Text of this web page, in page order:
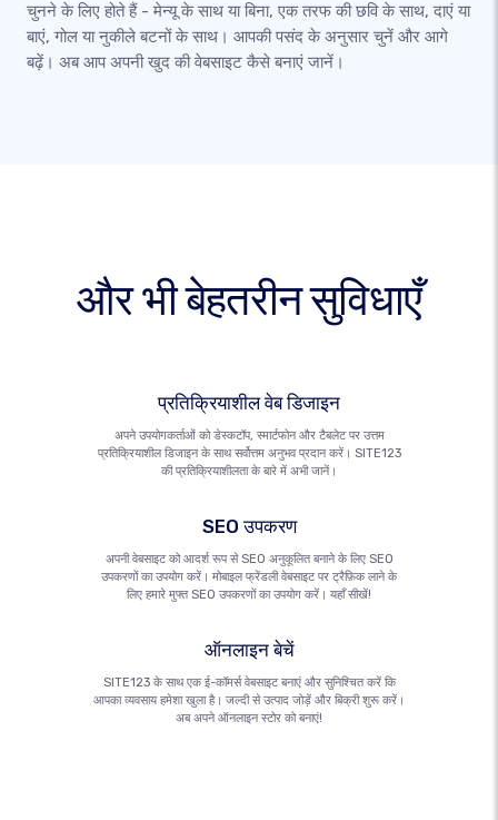
चुनने के लिए होते हैं - मेन्यू के साथ या बिना, एक तरफ की छवि के साथ, दाएं या
बाएं, गोल या नुकीले बटनों के साथ। आपकी पसंद के अनुसार चुनें और आगे
बढ़ें। अब आप अपनी खुद की वेबसाइट कैसे बनाएं जानें।
और भी बेहतरीन सुविधाएँ
प्रतिक्रियाशील वेब डिजाइन
अपने उपयोगकर्ताओं को डेस्कटॉप, स्मार्टफोन और टैबलेट पर उत्तम
प्रतिक्रियाशील डिजाइन के साथ सर्वोत्तम अनुभव प्रदान करें। SITE123
की प्रतिक्रियाशीलता के बारे में अभी जानें।
SEO उपकरण
अपनी वेबसाइट को आदर्श रूप से SEO अनुकूलित बनाने के लिए SEO
उपकरणों का उपयोग करें। मोबाइल फ्रेंडली वेबसाइट पर ट्रैफ़िक लाने के
लिए हमारे मुफ्त SEO उपकरणों का उपयोग करें। यहाँ सीखें!
ऑनलाइन बेचें
SITE123 के साथ एक ई-कॉमर्स वेबसाइट बनाएं और सुनिश्चित करें कि
आपका व्यवसाय हमेशा खुला है। जल्दी से उत्पाद जोड़ें और बिक्री शुरू करें।
अब अपने ऑनलाइन स्टोर को बनाएं!